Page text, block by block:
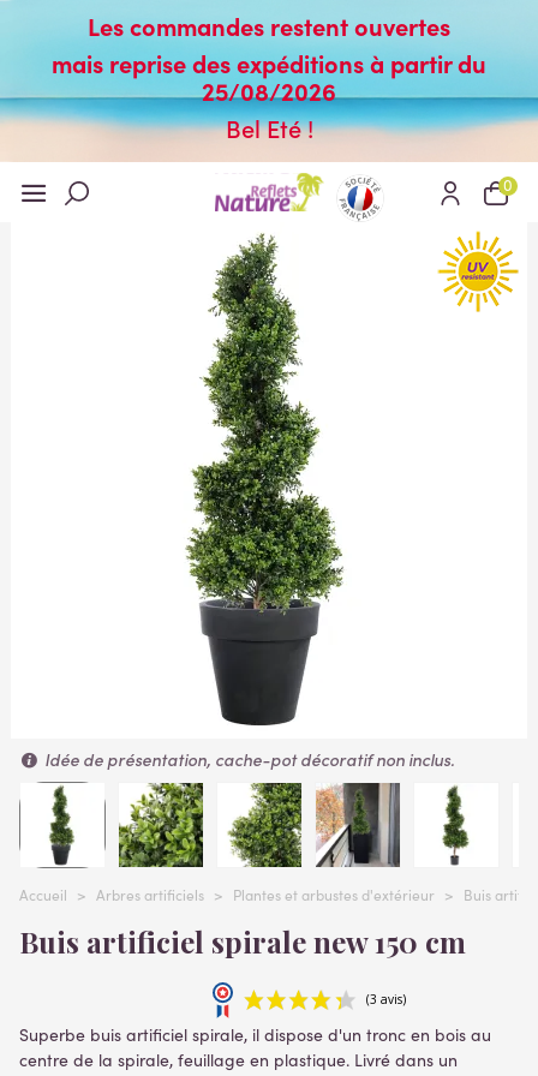
Les commandes restent ouvertes
mais reprise des expéditions à partir du
25/08/2026
Bel Eté !
0
Idée de présentation, cache-pot décoratif non inclus.
Accueil > Arbres artificiels > Plantes et arbustes d'extérieur > Buis
Buis artificiel spirale new 150 cm
Superbe buis artificiel spirale, il dispose d'un tronc en bois au
centre de la spirale, feuillage en plastique. Livré dans un